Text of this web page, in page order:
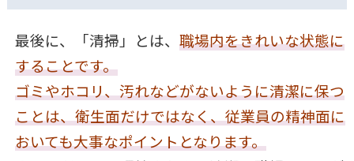
最後に、「清掃」とは、 職場内をきれいな状態に
することです。
ゴミやホコリ、汚れなどがないように清潔に保つ
ことは、衛生面だけではなく、従業員の精神面に
おいても大事なポイントとなります。